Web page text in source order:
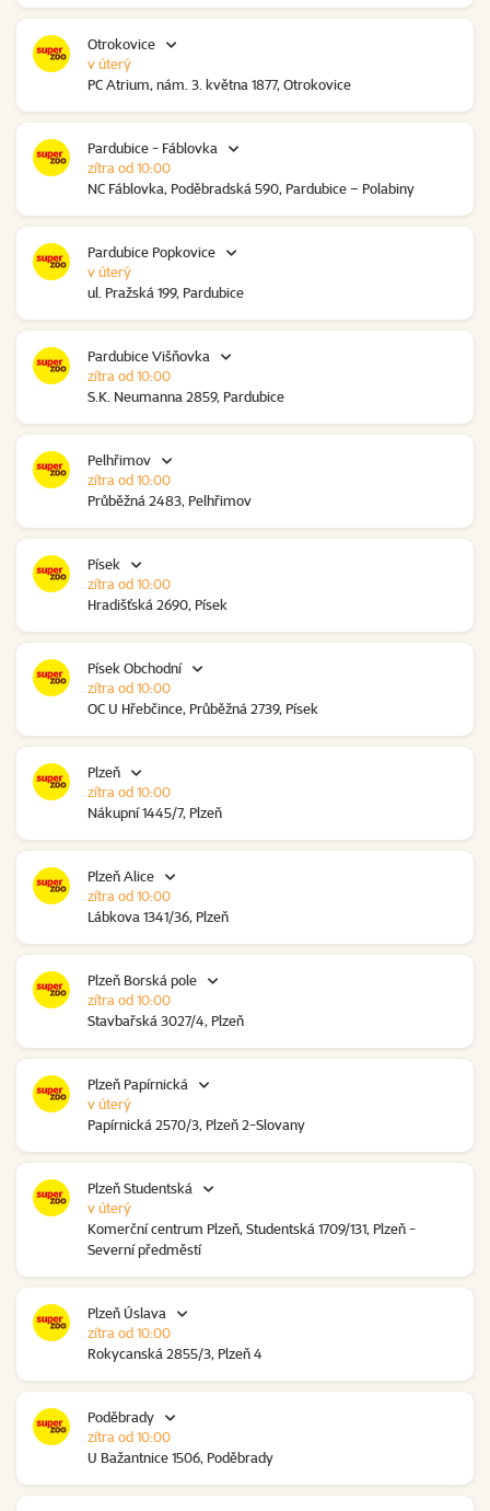
Otrokovice
PC Atrium, nám. 3. května 1877, Otrokovice
v úterý
Pardubice - Fáblovka
NC Fáblovka, Poděbradská 590, Pardubice – Polabiny
zítra od 10:00
Pardubice Popkovice
ul. Pražská 199, Pardubice
v úterý
Pardubice Višňovka
S.K. Neumanna 2859, Pardubice
zítra od 10:00
Pelhřimov
Průběžná 2483, Pelhřimov
zítra od 10:00
Písek
Hradišťská 2690, Písek
zítra od 10:00
Písek Obchodní
OC U Hřebčince, Průběžná 2739, Písek
zítra od 10:00
Plzeň
Nákupní 1445/7, Plzeň
zítra od 10:00
Plzeň Alice
Lábkova 1341/36, Plzeň
zítra od 10:00
Plzeň Borská pole
Stavbařská 3027/4, Plzeň
zítra od 10:00
Plzeň Papírnická
Papírnická 2570/3, Plzeň 2-Slovany
v úterý
Plzeň Studentská
Komerční centrum Plzeň, Studentská 1709/131, Plzeň -
Severní předměstí
v úterý
Plzeň Úslava
Rokycanská 2855/3, Plzeň 4
zítra od 10:00
Poděbrady
U Bažantnice 1506, Poděbrady
zítra od 10:00